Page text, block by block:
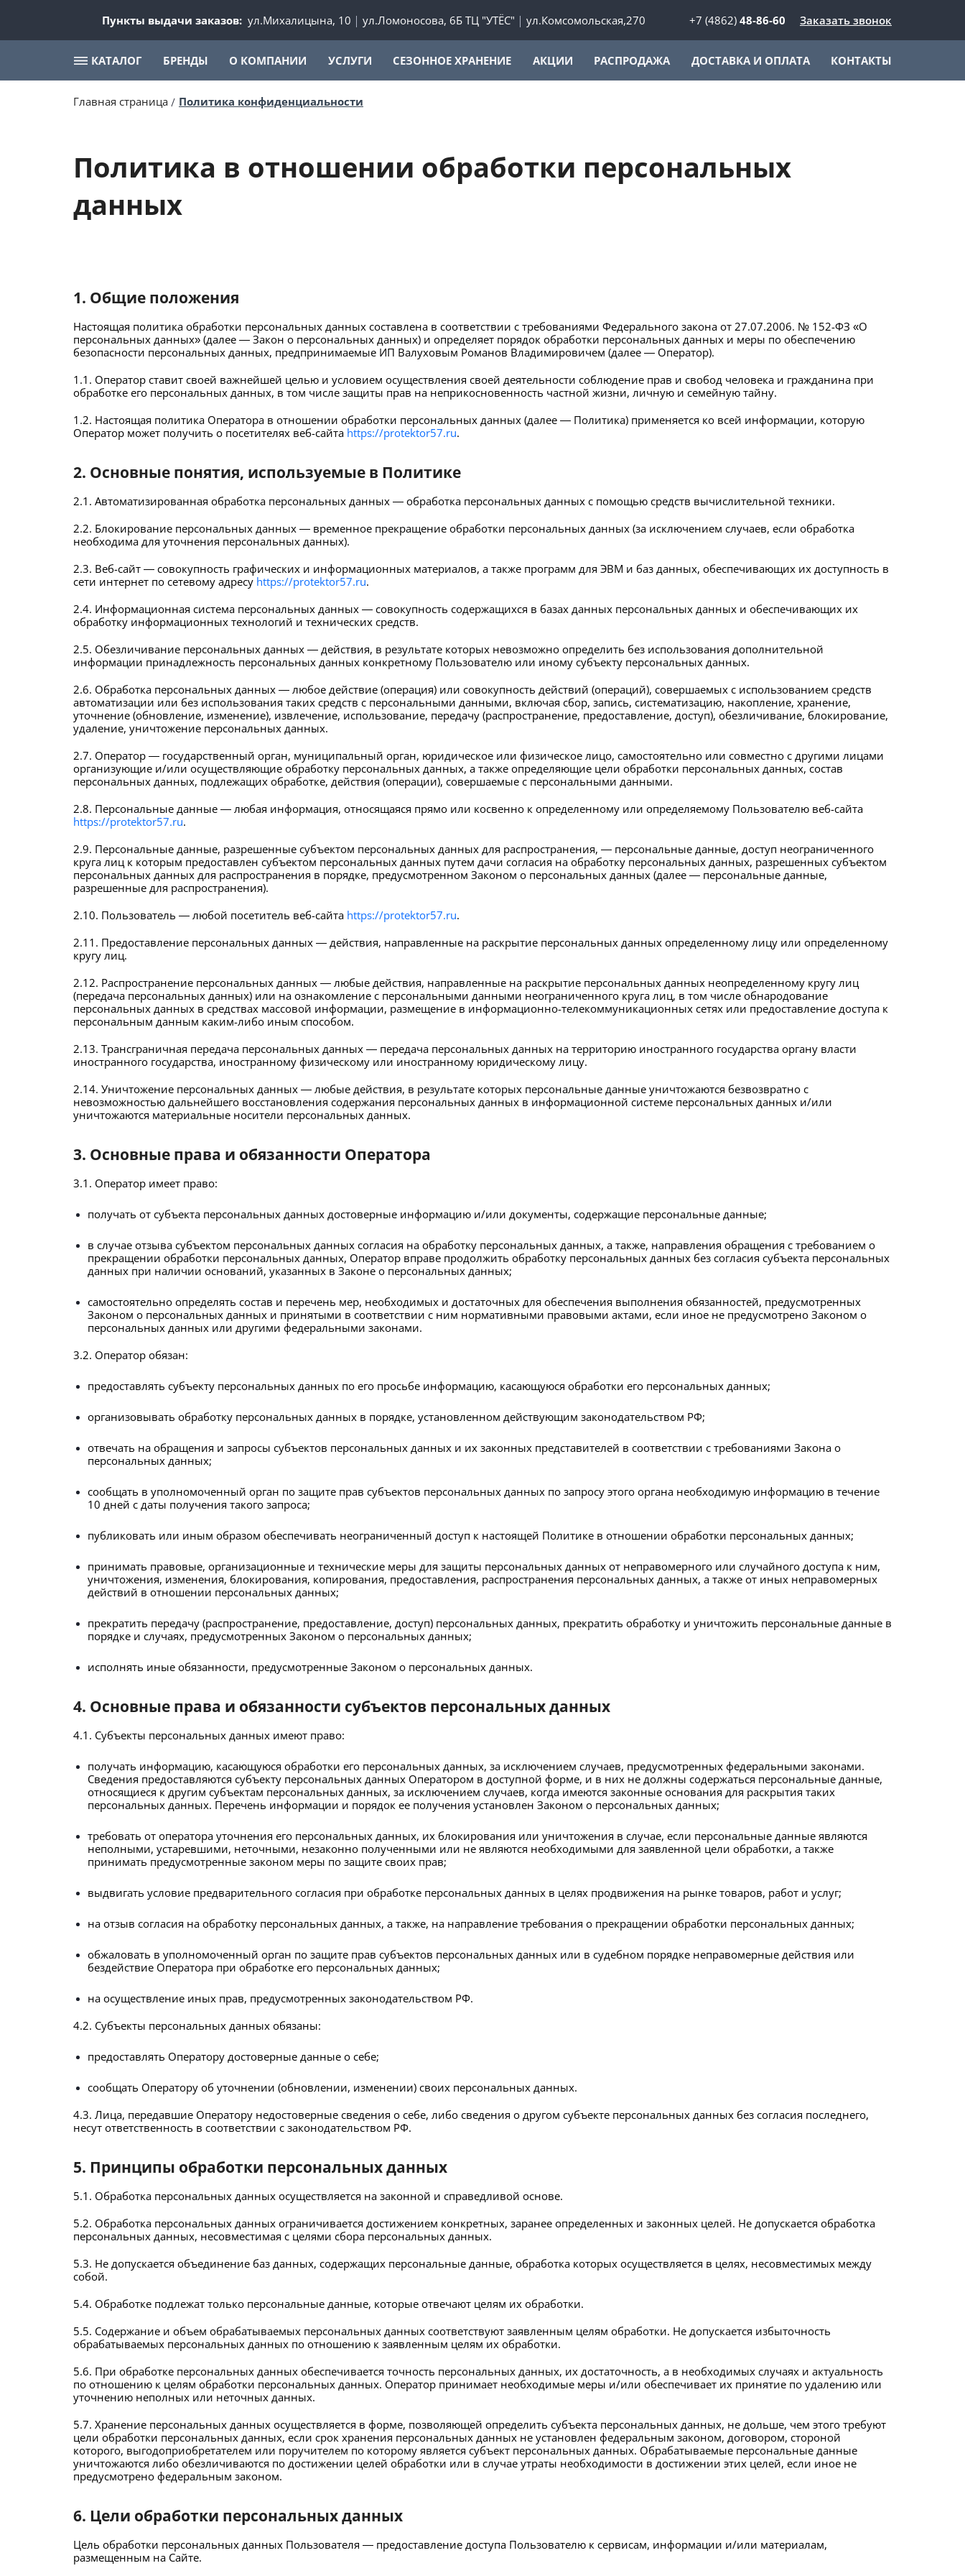
Пункты выдачи заказов: ул.Михалицына, 10 ул.Ломоносова, 6Б ТЦ "УТЁС" ул.Комсомольская,270 +7 (4862) 48-86-60 Заказать звонок
КАТАЛОГ БРЕНДЫ О КОМПАНИИ УСЛУГИ СЕЗОННОЕ ХРАНЕНИЕ АКЦИИ РАСПРОДАЖА ДОСТАВКА И ОПЛАТА КОНТАКТЫ
Главная страница Политика конфиденциальности
Политика в отношении обработки персональных
данных
1. Общие положения
Настоящая политика обработки персональных данных составлена в соответствии с требованиями Федерального закона от 27.07.2006. № 152-ФЗ «О
персональных данных» (далее — Закон о персональных данных) и определяет порядок обработки персональных данных и меры по обеспечению
безопасности персональных данных, предпринимаемые ИП Валуховым Романов Владимировичем (далее — Оператор).
1.1. Оператор ставит своей важнейшей целью и условием осуществления своей деятельности соблюдение прав и свобод человека и гражданина при
обработке его персональных данных, в том числе защиты прав на неприкосновенность частной жизни, личную и семейную тайну.
1.2. Настоящая политика Оператора в отношении обработки персональных данных (далее — Политика) применяется ко всей информации, которую
Оператор может получить о посетителях веб-сайта https://protektor57.ru.
2. Основные понятия, используемые в Политике
2.1. Автоматизированная обработка персональных данных — обработка персональных данных с помощью средств вычислительной техники.
2.2. Блокирование персональных данных — временное прекращение обработки персональных данных (за исключением случаев, если обработка
необходима для уточнения персональных данных).
2.3. Веб-сайт — совокупность графических и информационных материалов, а также программ для ЭВМ и баз данных, обеспечивающих их доступность в
сети интернет по сетевому адресу https://protektor57.ru.
2.4. Информационная система персональных данных — совокупность содержащихся в базах данных персональных данных и обеспечивающих их
обработку информационных технологий и технических средств.
2.5. Обезличивание персональных данных — действия, в результате которых невозможно определить без использования дополнительной
информации принадлежность персональных данных конкретному Пользователю или иному субъекту персональных данных.
2.6. Обработка персональных данных — любое действие (операция) или совокупность действий (операций), совершаемых с использованием средств
автоматизации или без использования таких средств с персональными данными, включая сбор, запись, систематизацию, накопление, хранение,
уточнение (обновление, изменение), извлечение, использование, передачу (распространение, предоставление, доступ), обезличивание, блокирование,
удаление, уничтожение персональных данных.
2.7. Оператор — государственный орган, муниципальный орган, юридическое или физическое лицо, самостоятельно или совместно с другими лицами
организующие и/или осуществляющие обработку персональных данных, а также определяющие цели обработки персональных данных, состав
персональных данных, подлежащих обработке, действия (операции), совершаемые с персональными данными.
2.8. Персональные данные — любая информация, относящаяся прямо или косвенно к определенному или определяемому Пользователю веб-сайта
https://protektor57.ru.
2.9. Персональные данные, разрешенные субъектом персональных данных для распространения, — персональные данные, доступ неограниченного
круга лиц к которым предоставлен субъектом персональных данных путем дачи согласия на обработку персональных данных, разрешенных субъектом
персональных данных для распространения в порядке, предусмотренном Законом о персональных данных (далее — персональные данные,
разрешенные для распространения).
2.10. Пользователь — любой посетитель веб-сайта https://protektor57.ru.
2.11. Предоставление персональных данных — действия, направленные на раскрытие персональных данных определенному лицу или определенному
кругу лиц.
2.12. Распространение персональных данных — любые действия, направленные на раскрытие персональных данных неопределенному кругу лиц
(передача персональных данных) или на ознакомление с персональными данными неограниченного круга лиц, в том числе обнародование
персональных данных в средствах массовой информации, размещение в информационно-телекоммуникационных сетях или предоставление доступа к
персональным данным каким-либо иным способом.
2.13. Трансграничная передача персональных данных — передача персональных данных на территорию иностранного государства органу власти
иностранного государства, иностранному физическому или иностранному юридическому лицу.
2.14. Уничтожение персональных данных — любые действия, в результате которых персональные данные уничтожаются безвозвратно с
невозможностью дальнейшего восстановления содержания персональных данных в информационной системе персональных данных и/или
уничтожаются материальные носители персональных данных.
3. Основные права и обязанности Оператора
3.1. Оператор имеет право:
получать от субъекта персональных данных достоверные информацию и/или документы, содержащие персональные данные;
в случае отзыва субъектом персональных данных согласия на обработку персональных данных, а также, направления обращения с требованием о
прекращении обработки персональных данных, Оператор вправе продолжить обработку персональных данных без согласия субъекта персональных
данных при наличии оснований, указанных в Законе о персональных данных;
самостоятельно определять состав и перечень мер, необходимых и достаточных для обеспечения выполнения обязанностей, предусмотренных
Законом о персональных данных и принятыми в соответствии с ним нормативными правовыми актами, если иное не предусмотрено Законом о
персональных данных или другими федеральными законами.
3.2. Оператор обязан:
предоставлять субъекту персональных данных по его просьбе информацию, касающуюся обработки его персональных данных;
организовывать обработку персональных данных в порядке, установленном действующим законодательством РФ;
отвечать на обращения и запросы субъектов персональных данных и их законных представителей в соответствии с требованиями Закона о
персональных данных;
сообщать в уполномоченный орган по защите прав субъектов персональных данных по запросу этого органа необходимую информацию в течение
10 дней с даты получения такого запроса;
публиковать или иным образом обеспечивать неограниченный доступ к настоящей Политике в отношении обработки персональных данных;
принимать правовые, организационные и технические меры для защиты персональных данных от неправомерного или случайного доступа к ним,
уничтожения, изменения, блокирования, копирования, предоставления, распространения персональных данных, а также от иных неправомерных
действий в отношении персональных данных;
прекратить передачу (распространение, предоставление, доступ) персональных данных, прекратить обработку и уничтожить персональные данные в
порядке и случаях, предусмотренных Законом о персональных данных;
исполнять иные обязанности, предусмотренные Законом о персональных данных.
4. Основные права и обязанности субъектов персональных данных
4.1. Субъекты персональных данных имеют право:
получать информацию, касающуюся обработки его персональных данных, за исключением случаев, предусмотренных федеральными законами.
Сведения предоставляются субъекту персональных данных Оператором в доступной форме, и в них не должны содержаться персональные данные,
относящиеся к другим субъектам персональных данных, за исключением случаев, когда имеются законные основания для раскрытия таких
персональных данных. Перечень информации и порядок ее получения установлен Законом о персональных данных;
требовать от оператора уточнения его персональных данных, их блокирования или уничтожения в случае, если персональные данные являются
неполными, устаревшими, неточными, незаконно полученными или не являются необходимыми для заявленной цели обработки, а также
принимать предусмотренные законом меры по защите своих прав;
выдвигать условие предварительного согласия при обработке персональных данных в целях продвижения на рынке товаров, работ и услуг;
на отзыв согласия на обработку персональных данных, а также, на направление требования о прекращении обработки персональных данных;
обжаловать в уполномоченный орган по защите прав субъектов персональных данных или в судебном порядке неправомерные действия или
бездействие Оператора при обработке его персональных данных;
на осуществление иных прав, предусмотренных законодательством РФ.
4.2. Субъекты персональных данных обязаны:
предоставлять Оператору достоверные данные о себе;
сообщать Оператору об уточнении (обновлении, изменении) своих персональных данных.
4.3. Лица, передавшие Оператору недостоверные сведения о себе, либо сведения о другом субъекте персональных данных без согласия последнего,
несут ответственность в соответствии с законодательством РФ.
5. Принципы обработки персональных данных
5.1. Обработка персональных данных осуществляется на законной и справедливой основе.
5.2. Обработка персональных данных ограничивается достижением конкретных, заранее определенных и законных целей. Не допускается обработка
персональных данных, несовместимая с целями сбора персональных данных.
5.3. Не допускается объединение баз данных, содержащих персональные данные, обработка которых осуществляется в целях, несовместимых между
собой.
5.4. Обработке подлежат только персональные данные, которые отвечают целям их обработки.
5.5. Содержание и объем обрабатываемых персональных данных соответствуют заявленным целям обработки. Не допускается избыточность
обрабатываемых персональных данных по отношению к заявленным целям их обработки.
5.6. При обработке персональных данных обеспечивается точность персональных данных, их достаточность, а в необходимых случаях и актуальность
по отношению к целям обработки персональных данных. Оператор принимает необходимые меры и/или обеспечивает их принятие по удалению или
уточнению неполных или неточных данных.
5.7. Хранение персональных данных осуществляется в форме, позволяющей определить субъекта персональных данных, не дольше, чем этого требуют
цели обработки персональных данных, если срок хранения персональных данных не установлен федеральным законом, договором, стороной
которого, выгодоприобретателем или поручителем по которому является субъект персональных данных. Обрабатываемые персональные данные
уничтожаются либо обезличиваются по достижении целей обработки или в случае утраты необходимости в достижении этих целей, если иное не
предусмотрено федеральным законом.
6. Цели обработки персональных данных
Цель обработки персональных данных Пользователя — предоставление доступа Пользователю к сервисам, информации и/или материалам,
размещенным на Сайте.